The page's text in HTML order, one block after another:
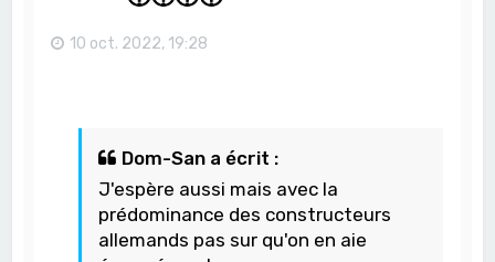
10 oct. 2022, 19:28
Dom-San a écrit :
J'espère aussi mais avec la
prédominance des constructeurs
allemands pas sur qu'on en aie